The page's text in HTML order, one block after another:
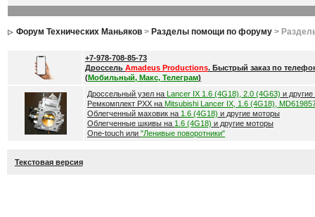
Форум Технических Маньяков> Разделы помощи по форуму>
+7-978-708-85-73
Дроссель Amadeus Productions. Быстрый заказ по
(Мобильный, Макс, Телеграм)
Дроссельный узел на Lancer IX 1.6 (4G18), 2.0 (4G63) и
Ремкомплект РХХ на Mitsubishi Lancer IX, 1.6 (4G18),
Облегченный маховик на 1.6 (4G18) и другие моторы
Облегченные шкивы на 1.6 (4G18) и другие моторы
One-touch или "Ленивые поворотники"
Текстовая версия